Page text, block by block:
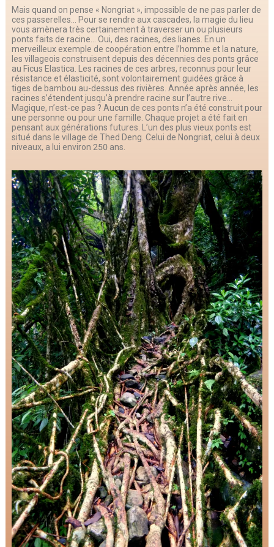
Mais quand on pense « Nongriat », impossible de ne pas parler de
ces passerelles… Pour se rendre aux cascades, la magie du lieu
vous amènera très certainement à traverser un ou plusieurs
ponts faits de racine… Oui, des racines, des lianes. En un
merveilleux exemple de coopération entre l’homme et la nature,
les villageois construisent depuis des décennies des ponts grâce
au Ficus Elastica. Les racines de ces arbres, reconnus pour leur
résistance et élasticité, sont volontairement guidées grâce à
tiges de bambou au-dessus des rivières. Année après année, les
racines s’étendent jusqu’à prendre racine sur l’autre rive…
Magique, n’est-ce pas ? Aucun de ces ponts n’a été construit pour
une personne ou pour une famille. Chaque projet a été fait en
pensant aux générations futures. L’un des plus vieux ponts est
situé dans le village de Thed Deng. Celui de Nongriat, celui à deux
niveaux, a lui environ 250 ans.